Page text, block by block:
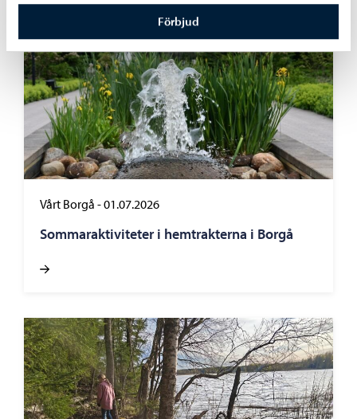
Förbjud
Vårt Borgå -01.07.2026
Sommaraktiviteter i hemtrakterna i Borgå